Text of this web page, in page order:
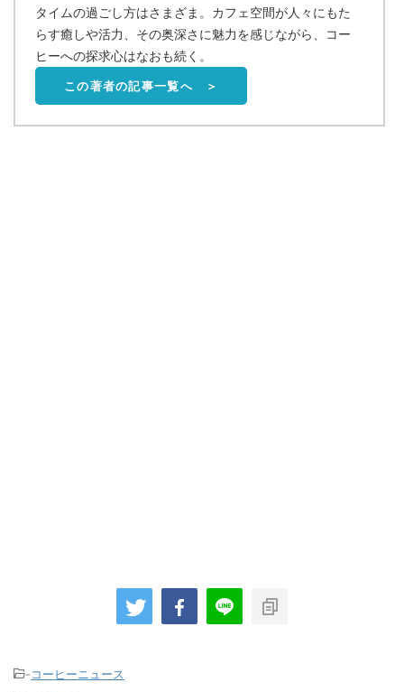
タイムの過ごし方はさまざま。カフェ空間が人々にもた
らす癒しや活力、その奥深さに魅力を感じながら、コー
ヒーへの探求心はなおも続く。
この著者の記事一覧へ ＞
-コーヒーニュース